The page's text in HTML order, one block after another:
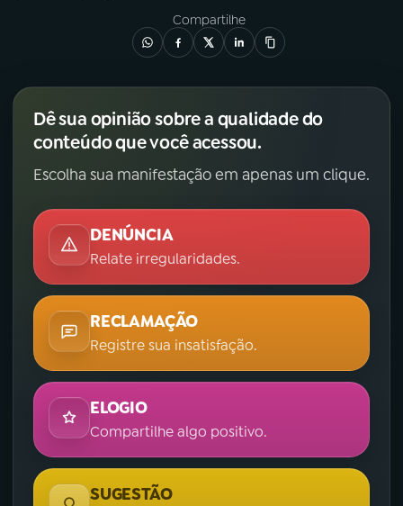
Compartilhe
Dê sua opinião sobre a qualidade do
conteúdo que você acessou.
Escolha sua manifestação em apenas um clique.
DENÚNCIA
Relate irregularidades.
RECLAMAÇÃO
Registre sua insatisfação.
ELOGIO
Compartilhe algo positivo.
SUGESTÃO